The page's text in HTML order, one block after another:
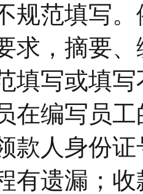
规范填写
求，摘要
填写或填
在编写员
款人身份
有遗漏；